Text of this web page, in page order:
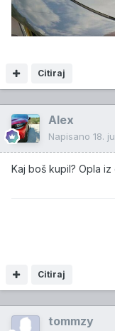
Citiraj
Alex
Napisano 18.
Kaj boš kupil? Opla
Citiraj
tommzy